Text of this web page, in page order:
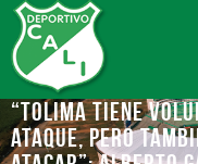
“Tolima tiene
ataque, pero
INICIO
EL CLUB
FÚTBOL